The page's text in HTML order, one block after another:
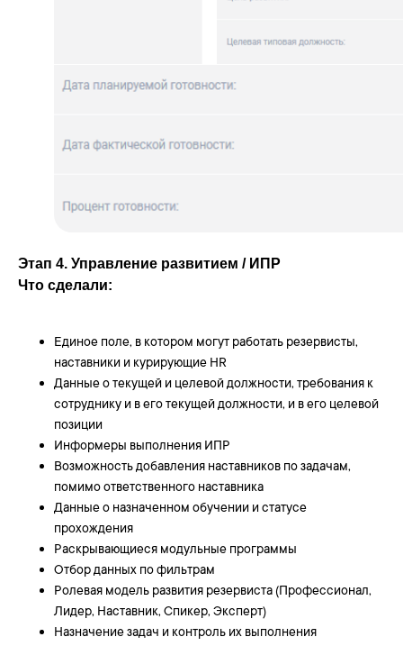
Этап 4. Управление развитием / ИПР
Что сделали:
Единое поле, в котором могут работать резервисты,
наставники и курирующие HR
Данные о текущей и целевой должности, требования к
сотруднику и в его текущей должности, и в его целевой
позиции
Информеры выполнения ИПР
Возможность добавления наставников по задачам,
помимо ответственного наставника
Данные о назначенном обучении и статусе
прохождения
Раскрывающиеся модульные программы
Отбор данных по фильтрам
Ролевая модель развития резервиста (Профессионал,
Лидер, Наставник, Спикер, Эксперт)
Назначение задач и контроль их выполнения